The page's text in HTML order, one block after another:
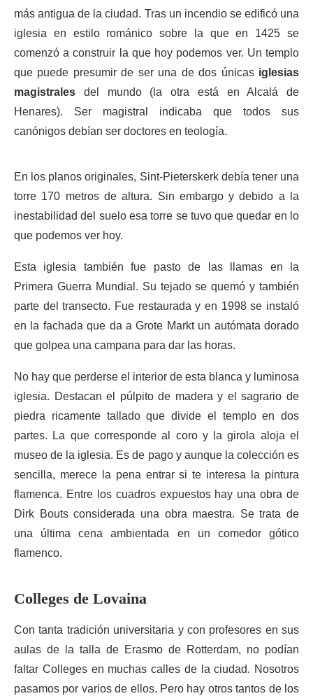
más antigua de la ciudad. Tras un incendio se edificó una
iglesia en estilo románico sobre la que en 1425 se
comenzó a construir la que hoy podemos ver. Un templo
que puede presumir de ser una de dos únicas iglesias
magistrales del mundo (la otra está en Alcalá de
Henares). Ser magistral indicaba que todos sus
canónigos debían ser doctores en teología.
En los planos originales, Sint-Pieterskerk debía tener una
torre 170 metros de altura. Sin embargo y debido a la
inestabilidad del suelo esa torre se tuvo que quedar en lo
que podemos ver hoy.
Esta iglesia también fue pasto de las llamas en la
Primera Guerra Mundial. Su tejado se quemó y también
parte del transecto. Fue restaurada y en 1998 se instaló
en la fachada que da a Grote Markt un autómata dorado
que golpea una campana para dar las horas.
No hay que perderse el interior de esta blanca y luminosa
iglesia. Destacan el púlpito de madera y el sagrario de
piedra ricamente tallado que divide el templo en dos
partes. La que corresponde al coro y la girola aloja el
museo de la iglesia. Es de pago y aunque la colección es
sencilla, merece la pena entrar si te interesa la pintura
flamenca. Entre los cuadros expuestos hay una obra de
Dirk Bouts considerada una obra maestra. Se trata de
una última cena ambientada en un comedor gótico
flamenco.
Colleges de Lovaina
Con tanta tradición universitaria y con profesores en sus
aulas de la talla de Erasmo de Rotterdam, no podían
faltar Colleges en muchas calles de la ciudad. Nosotros
pasamos por varios de ellos. Pero hay otros tantos de los